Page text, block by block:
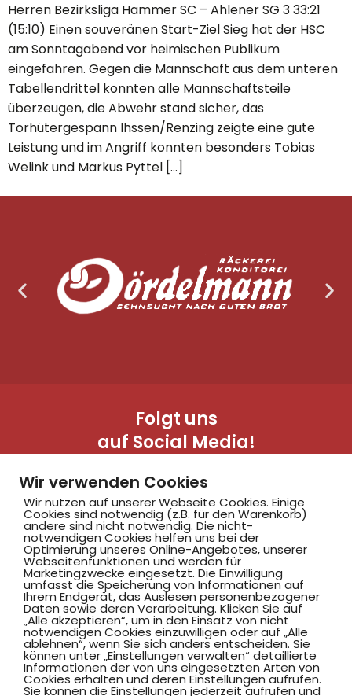
Herren Bezirksliga Hammer SC – Ahlener SG 3 33:21
(15:10) Einen souveränen Start-Ziel Sieg hat der HSC
am Sonntagabend vor heimischen Publikum
eingefahren. Gegen die Mannschaft aus dem unteren
Tabellendrittel konnten alle Mannschaftsteile
überzeugen, die Abwehr stand sicher, das
Torhütergespann Ihssen/Renzing zeigte eine gute
Leistung und im Angriff konnten besonders Tobias
Welink und Markus Pyttel […]
Folgt uns
auf Social Media!
Hammer SportClub 2008
Am Südbad 9,
59069 Hamm
Wir verwenden Cookies
Wir nutzen auf unserer Webseite Cookies. Einige
Cookies sind notwendig (z.B. für den Warenkorb)
andere sind nicht notwendig. Die nicht-
notwendigen Cookies helfen uns bei der
Optimierung unseres Online-Angebotes, unserer
Webseitenfunktionen und werden für
Marketingzwecke eingesetzt. Die Einwilligung
umfasst die Speicherung von Informationen auf
Ihrem Endgerät, das Auslesen personenbezogener
Daten sowie deren Verarbeitung. Klicken Sie auf
„Alle akzeptieren“, um in den Einsatz von nicht
notwendigen Cookies einzuwilligen oder auf „Alle
ablehnen“, wenn Sie sich anders entscheiden. Sie
können unter „Einstellungen verwalten“ detaillierte
Informationen der von uns eingesetzten Arten von
Cookies erhalten und deren Einstellungen aufrufen.
Sie können die Einstellungen jederzeit aufrufen und